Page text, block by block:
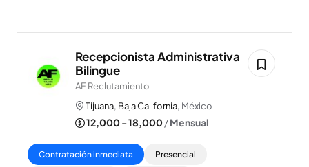
Recepcionista Administrativa
Bilingue
AF Reclutamiento
Tijuana, Baja California, México
12,000 - 18,000/Mensual
Contratación inmediata Presencial